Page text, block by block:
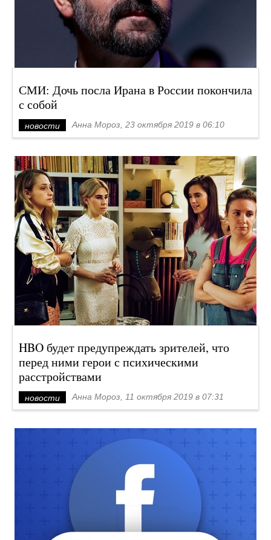
СМИ: Дочь посла Ирана в России покончила
с собой
новости Анна Мороз, 23 октября 2019 в 06:10
HBO будет предупреждать зрителей, что
перед ними герои с психическими
расстройствами
новости Анна Мороз, 11 октября 2019 в 07:31